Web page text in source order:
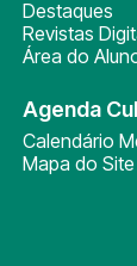
Destaques
Revistas
Área do
Agenda
Calendário
Mapa do Site